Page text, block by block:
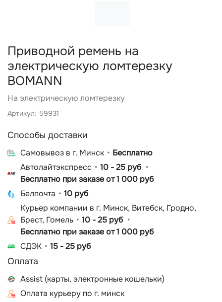
Приводной ремень на
электрическую ломтерезку
BOMANN
На электрическую ломтерезку
Артикул: 59931
Способы доставки
Cамовывоз в г. Минск
Бесплатно
Автолайтэкспресс
10 - 25 руб
Бесплатно при заказе от 1 000 руб
Белпочта
10 руб
Курьер компании в г. Минск, Витебск, Гродно,
Брест, Гомель
10 - 25 руб
Бесплатно при заказе от 1 000 руб
СДЭК
15 - 25 руб
Оплата
Assist (карты, электронные кошельки)
Оплата курьеру по г. минск